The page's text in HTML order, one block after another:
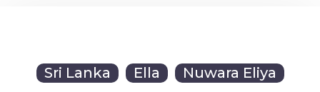
Sri Lanka Ella Nuwara Eliya